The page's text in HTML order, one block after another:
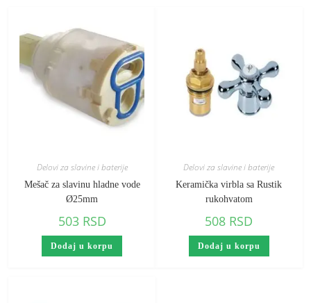
Delovi za slavine i baterije
Mešač za slavinu hladne vode
Ø25mm
503 RSD
Dodaj u korpu
Delovi za slavine i baterije
Keramička virbla sa Rustik
rukohvatom
508 RSD
Dodaj u korpu